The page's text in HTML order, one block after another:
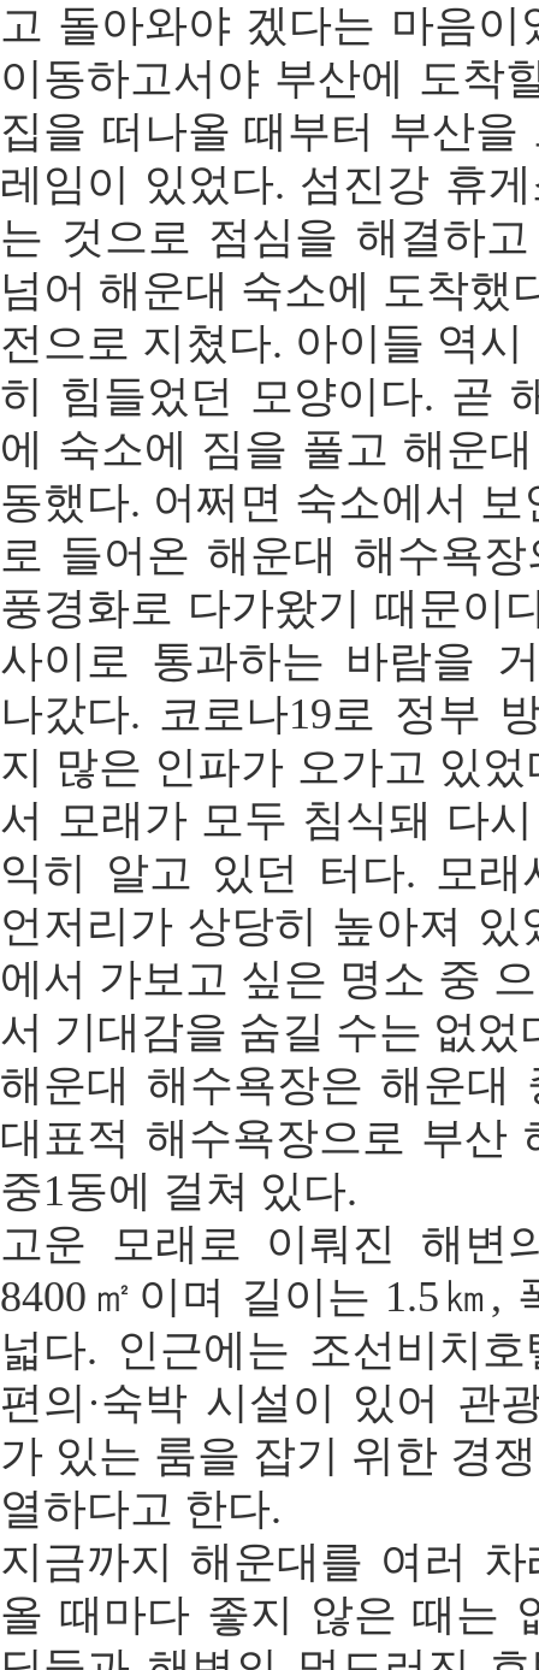
고 돌아와야 겠다는 마음이
이동하고서야 부산에 도착
집을 떠나올 때부터 부산을
레임이 있었다. 섬진강 휴
는 것으로 점심을 해결하
넘어 해운대 숙소에 도착했
전으로 지쳤다. 아이들 역
히 힘들었던 모양이다. 곧
에 숙소에 짐을 풀고 해운
동했다. 어쩌면 숙소에서
로 들어온 해운대 해수욕
풍경화로 다가왔기 때문이
사이로 통과하는 바람을
나갔다. 코로나19로 정부
지 많은 인파가 오가고 있
서 모래가 모두 침식돼 다
익히 알고 있던 터다. 모래
언저리가 상당히 높아져 있
에서 가보고 싶은 명소 중
서 기대감을 숨길 수는 없었
해운대 해수욕장은 해운대
대표적 해수욕장으로 부산
중1동에 걸쳐 있다.
고운 모래로 이뤄진 해변
8400㎡이며 길이는 1.5㎞,
넓다. 인근에는 조선비치
편의·숙박 시설이 있어 관
가 있는 룸을 잡기 위한 경
열하다고 한다.
지금까지 해운대를 여러
올 때마다 좋지 않은 때는